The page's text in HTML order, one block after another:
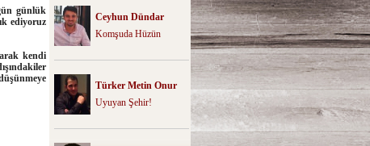
günlük
ediyoruz
kendi
Ceyhun Dündar
Komşuda Hüzün
Türker Metin Onur
Uyuyan Şehir!